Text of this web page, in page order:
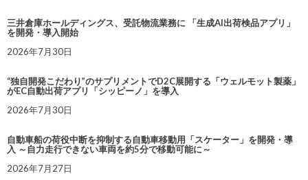
三井倉庫ホールディングス、受託物流業務に 「生成AI出荷検品アプリ」
を開発・導入開始
2026年7月30日
“独自開発こだわり”のサプリメントでD2C展開する「ウェルモット製薬」
がEC自動出荷アプリ「シッピーノ」を導入
2026年7月30日
自動車船の荷役中断を抑制する自動車移動用「スケーター」を開発・導
入 ～自力走行できない車両を約5分で移動可能に～
2026年7月27日